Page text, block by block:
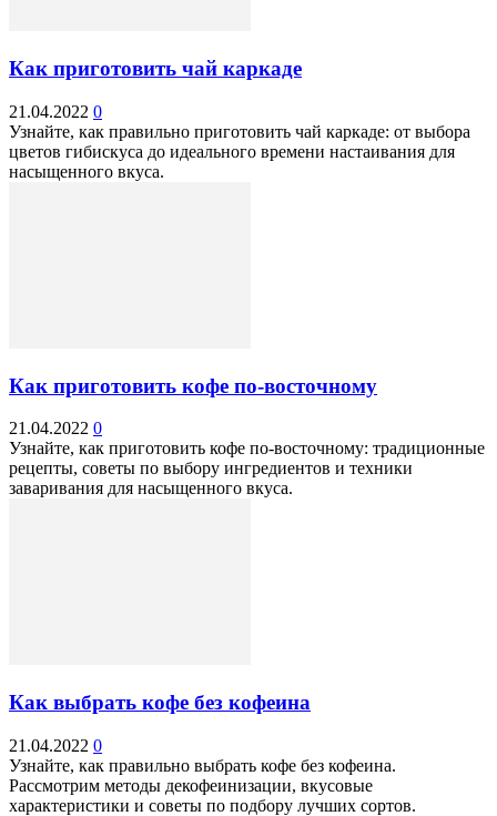
Как приготовить чай каркаде
21.04.2022 0
Узнайте, как правильно приготовить чай каркаде: от выбора
цветов гибискуса до идеального времени настаивания для
насыщенного вкуса.
Как приготовить кофе по-восточному
21.04.2022 0
Узнайте, как приготовить кофе по-восточному: традиционные
рецепты, советы по выбору ингредиентов и техники
заваривания для насыщенного вкуса.
Как выбрать кофе без кофеина
21.04.2022 0
Узнайте, как правильно выбрать кофе без кофеина.
Рассмотрим методы декофеинизации, вкусовые
характеристики и советы по подбору лучших сортов.